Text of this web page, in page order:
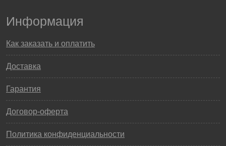
Информация
Как заказать и оплатить
Доставка
Гарантия
Договор-оферта
Политика конфиденциальности